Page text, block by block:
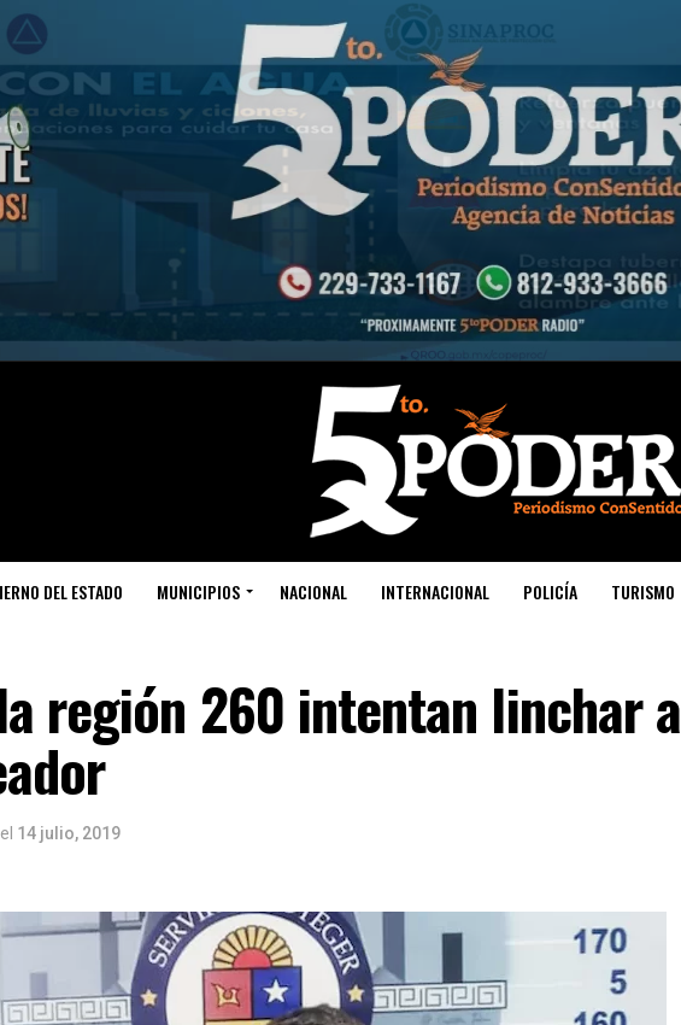
DEL ESTADO MUNICIPIOS NACIONAL INTERNACIONAL POLICÍA TURISMO
región 260 intentan linchar a
el 14 julio, 2019